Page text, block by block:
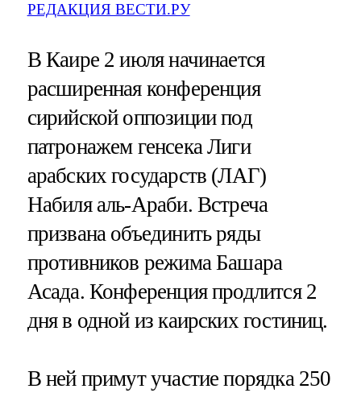
РЕДАКЦИЯ ВЕСТИ.РУ
В Каире 2 июля начинается
расширенная конференция
сирийской оппозиции под
патронажем генсека Лиги
арабских государств (ЛАГ)
Набиля аль-Араби. Встреча
призвана объединить ряды
противников режима Башара
Асада. Конференция продлится 2
дня в одной из каирских гостиниц.
В ней примут участие порядка 250